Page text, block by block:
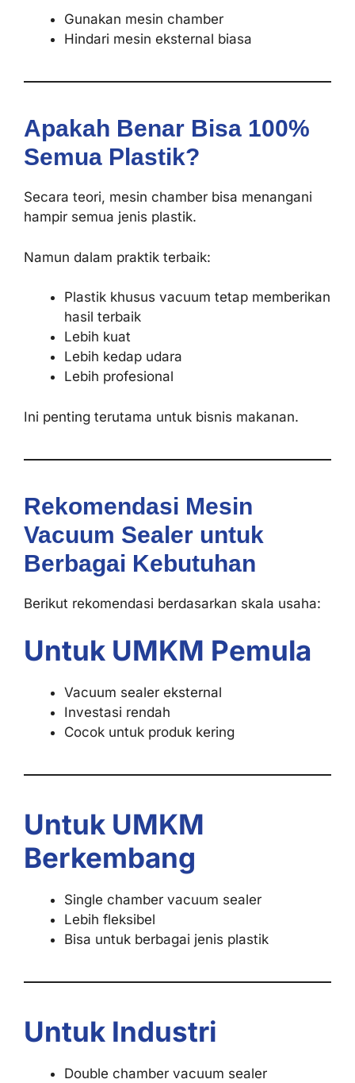
Gunakan mesin chamber
Hindari mesin eksternal biasa
Apakah Benar Bisa 100%
Semua Plastik?
Secara teori, mesin chamber bisa menangani
hampir semua jenis plastik.
Namun dalam praktik terbaik:
Plastik khusus vacuum tetap memberikan
hasil terbaik
Lebih kuat
Lebih kedap udara
Lebih profesional
Ini penting terutama untuk bisnis makanan.
Rekomendasi Mesin
Vacuum Sealer untuk
Berbagai Kebutuhan
Berikut rekomendasi berdasarkan skala usaha:
Untuk UMKM Pemula
Vacuum sealer eksternal
Investasi rendah
Cocok untuk produk kering
Untuk UMKM
Berkembang
Single chamber vacuum sealer
Lebih fleksibel
Bisa untuk berbagai jenis plastik
Untuk Industri
Double chamber vacuum sealer